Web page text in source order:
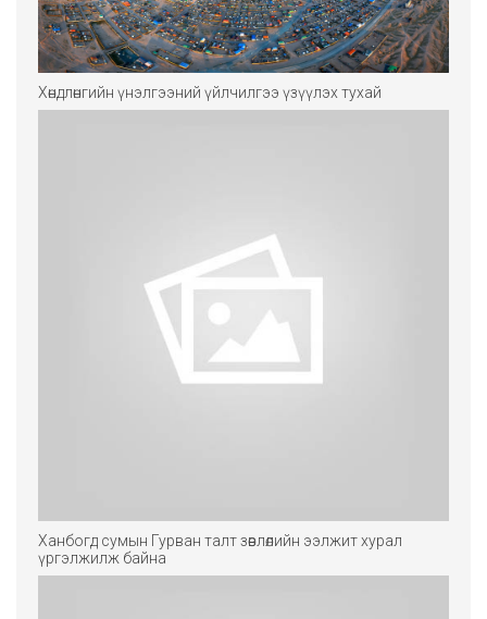
Хөндлөнгийн үнэлгээний үйлчилгээ үзүүлэх тухай
Ханбогд сумын Гурван талт зөвлөлийн ээлжит хурал
үргэлжилж байна